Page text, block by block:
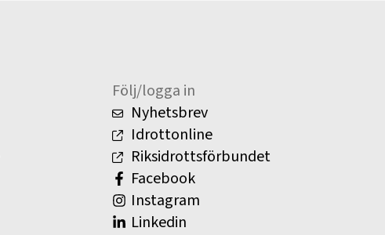
Följ/logga in
Nyhetsbrev
Idrottonline
Riksidrottsförbundet
Facebook
Instagram
Linkedin